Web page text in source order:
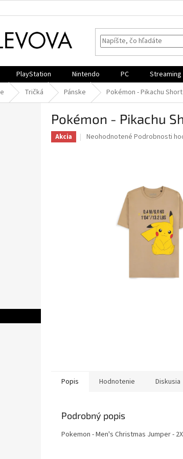
PlayStation Nintendo PC Streaming
Tričká Pánske Pokémon - Pikachu
Pokémon - Pikachu
Akcia
Priemerné
Neohodnotené Podrobnosti
Popis Hodnotenie Diskusia
Podrobný popis
Pokemon - Men's Christmas Jumper -